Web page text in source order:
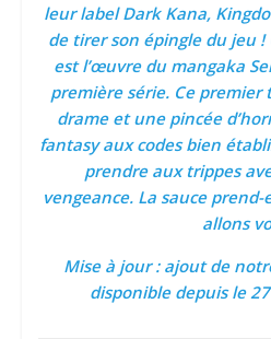
leur label Dark Kana,
de tirer son épingle du jeu
est l’œuvredu mangaka
première série. Ce premier
drame et une pincée
fantasy aux codes bien
prendre aux trippes
vengeance. La sauce prend-
allons
Mise à jour : ajout de
disponible depuis le